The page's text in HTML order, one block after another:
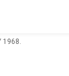
1968.